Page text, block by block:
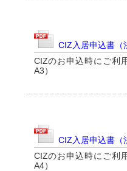
CIZ入居申込書（
CIZのお申込時にご利
A3）
CIZ入居申込書（
CIZのお申込時にご利
A4）